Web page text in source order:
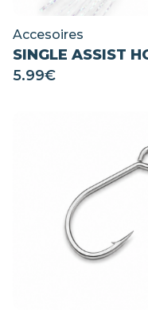
Accesoires
SINGLE ASSIST
5.99€